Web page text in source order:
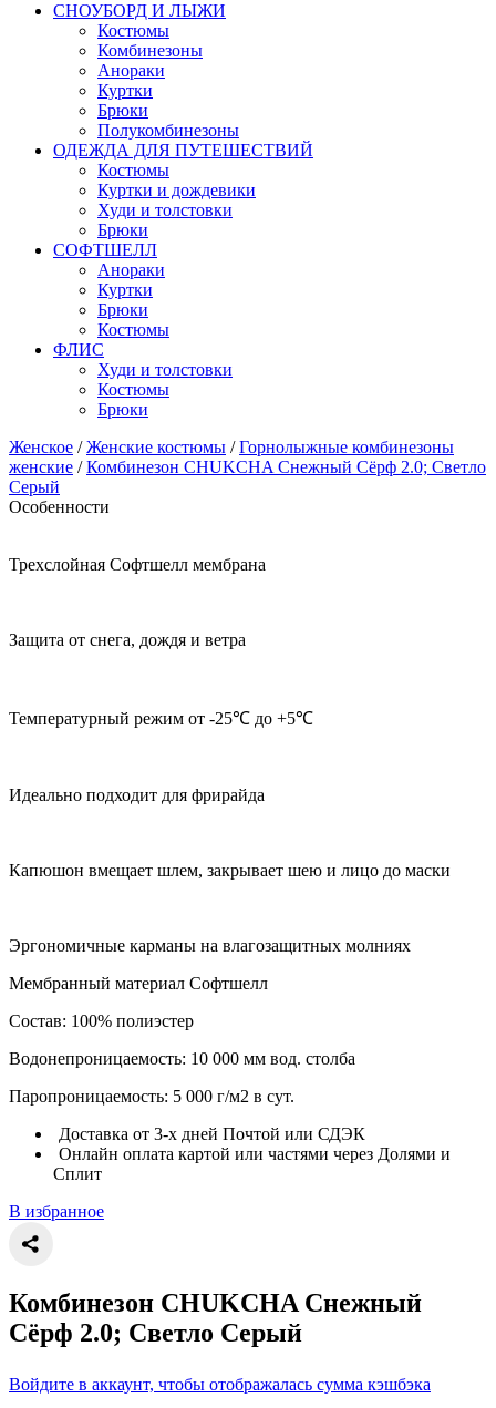
СНОУБОРД И ЛЫЖИ
Костюмы
Комбинезоны
Анораки
Куртки
Брюки
Полукомбинезоны
ОДЕЖДА ДЛЯ ПУТЕШЕСТВИЙ
Костюмы
Куртки и дождевики
Худи и толстовки
Брюки
СОФТШЕЛЛ
Анораки
Куртки
Брюки
Костюмы
ФЛИС
Худи и толстовки
Костюмы
Брюки
Женское / Женские костюмы / Горнолыжные комбинезоны
женские / Комбинезон CHUKCHA Снежный Сёрф 2.0; Светло
Серый
Особенности
Трехслойная Софтшелл мембрана
Защита от снега, дождя и ветра
Температурный режим от -25℃ до +5℃
Идеально подходит для фрирайда
Капюшон вмещает шлем, закрывает шею и лицо до маски
Эргономичные карманы на влагозащитных молниях
Мембранный материал Софтшелл
Состав: 100% полиэстер
Водонепроницаемость: 10 000 мм вод. столба
Паропроницаемость: 5 000 г/м2 в сут.
Доставка от 3-х дней Почтой или СДЭК
Онлайн оплата картой или частями через Долями и
Сплит
В избранное
Комбинезон CHUKCHA Снежный
Сёрф 2.0; Светло Серый
Войдите в аккаунт, чтобы отображалась сумма кэшбэка